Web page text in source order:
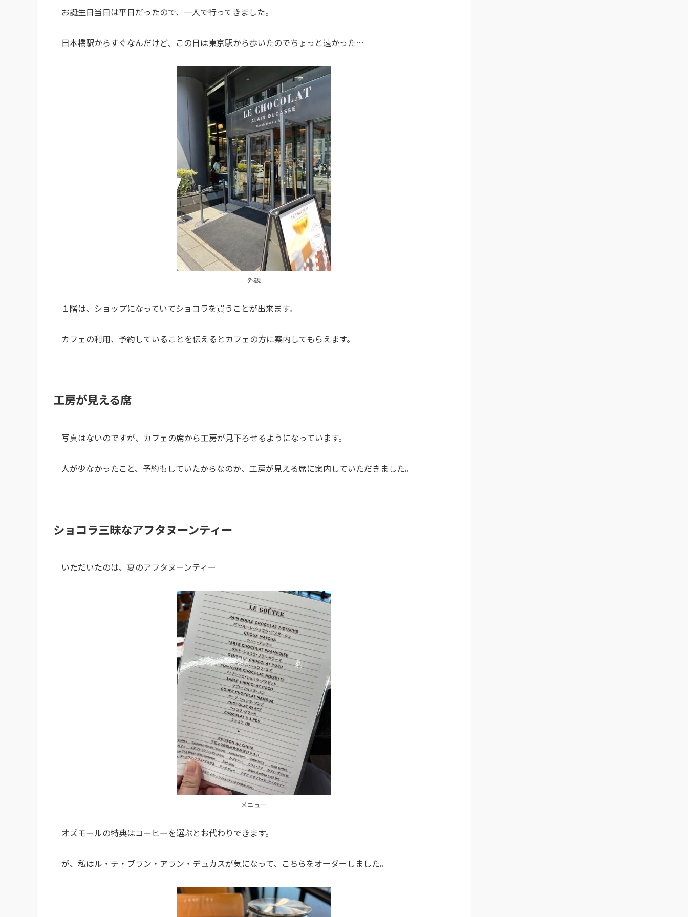
お誕生日当日は平日だったので、一人で行ってきました。
日本橋駅からすぐなんだけど、この日は東京駅から歩いたのでちょっと遠かった…
外観
１階は、ショップになっていてショコラを買うことが出来ます。
カフェの利用、予約していることを伝えるとカフェの方に案内してもらえます。
工房が見える席
写真はないのですが、カフェの席から工房が見下ろせるようになっています。
人が少なかったこと、予約もしていたからなのか、工房が見える席に案内していただきました。
ショコラ三昧なアフタヌーンティー
いただいたのは、夏のアフタヌーンティー
メニュー
オズモールの特典はコーヒーを選ぶとお代わりできます。
が、私はル・テ・ブラン・アラン・デュカスが気になって、こちらをオーダーしました。